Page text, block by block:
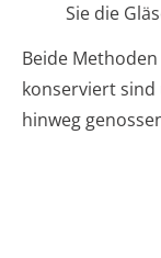
Sie die
Beide
konserviert
hinweg